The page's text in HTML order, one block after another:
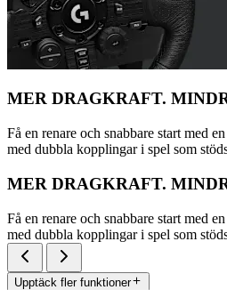
MER DRAGKRAFT.
Få en renare och snabbare start med
med dubbla kopplingar i spel som
MER DRAGKRAFT.
Få en renare och snabbare start med
med dubbla kopplingar i spel som
Upptäck fler funktioner